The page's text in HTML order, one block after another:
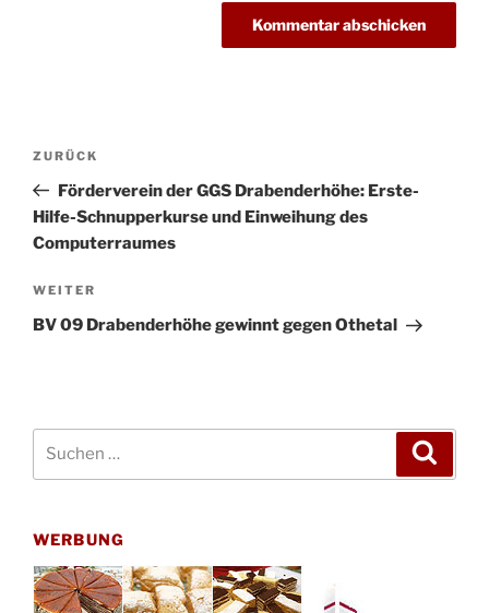
Beitragsnavigation
Vorheriger
Beitrag
ZURÜCK
Förderverein der GGS Drabenderhöhe: Erste-
Hilfe-Schnupperkurse und Einweihung des
Computerraumes
Nächster
Beitrag
WEITER
BV 09 Drabenderhöhe gewinnt gegen Othetal
WERBUNG